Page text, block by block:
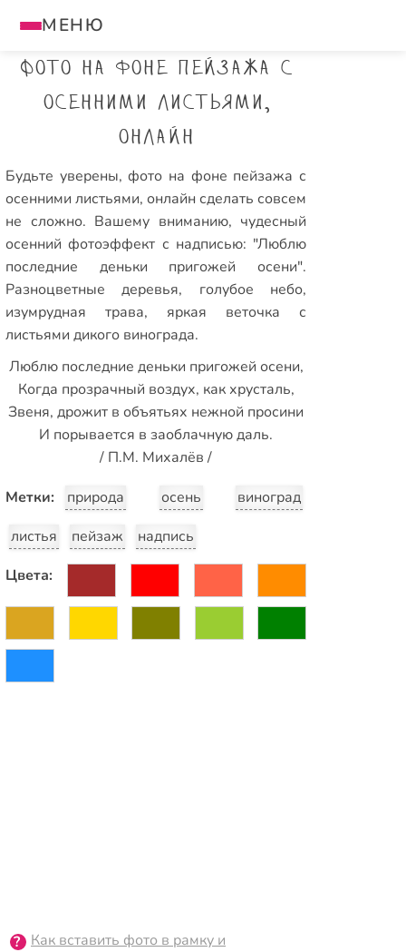
МЕНЮ
Фото на фоне пейзажа с
осенними листьями,
онлайн
Будьте уверены, фото на фоне пейзажа с
осенними листьями, онлайн сделать совсем
не сложно. Вашему вниманию, чудесный
осенний фотоэффект с надписью: "Люблю
последние деньки пригожей осени".
Разноцветные деревья, голубое небо,
изумрудная трава, яркая веточка с
листьями дикого винограда.
Люблю последние деньки пригожей осени,
Когда прозрачный воздух, как хрусталь,
Звеня, дрожит в объятьях нежной просини
И порывается в заоблачную даль.
/ П.М. Михалёв /
Метки:
природа осень
виноград
листья
пейзаж
надпись
Цвета:
Как вставить фото в рамку и